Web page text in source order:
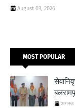
August 03, 2026
MOST POPULAR
अगस्त